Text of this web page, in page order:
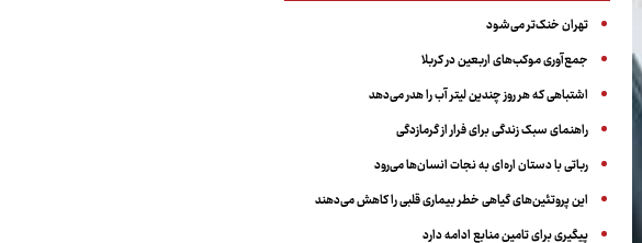
تهران خنک‌تر می‌شود
جمع‌آوری موکب‌های اربعین در کربلا
اشتباهی که هر روز چندین لیتر آب را هدر می‌دهد
راهنمای سبک زندگی برای فرار از گرمازدگی
رباتی با دستان اره‌ای به نجات انسان‌ها می‌رود
این پروتئین‌های گیاهی خطر بیماری قلبی را کاهش می‌دهند
پیگیری برای تامین منابع ادامه دارد